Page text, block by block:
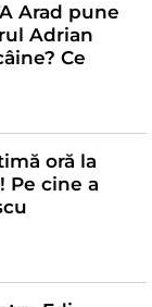
Arad pune
Adrian
Ce
oră la
Pe cine a